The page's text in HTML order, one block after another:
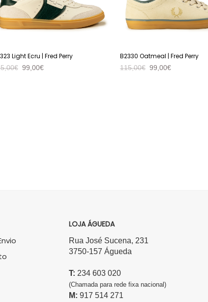
Light Ecru | Fred Perry
€ 99,00€
B2330 Oatmeal | Fred Perry
115,00€ 99,00€
LOJA ÁGUEDA
Rua José Sucena, 231
3750-157 Águeda
T: 234 603 020
(Chamada para rede fixa nacional)
M: 917 514 271